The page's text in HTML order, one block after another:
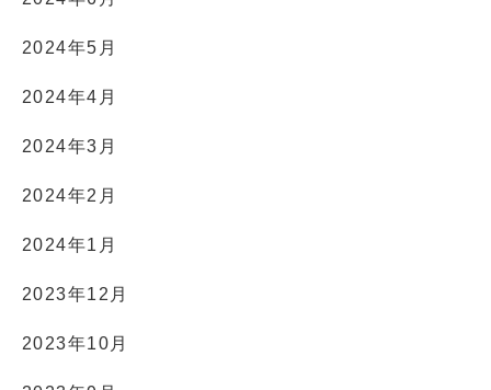
2024年5月
2024年4月
2024年3月
2024年2月
2024年1月
2023年12月
2023年10月